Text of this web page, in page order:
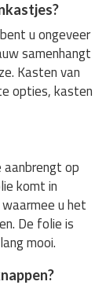
u ongeveer
samenhangt
Kasten van
opties, kasten
op
komt in
u het
De folie is
mooi.